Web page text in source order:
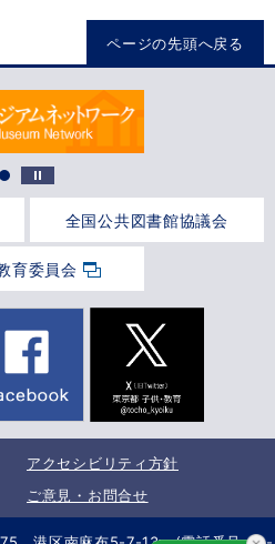
ページの先頭へ戻る
全国公共図書館協議会
育委員会
アクセシビリティ方針
ご意見・お問合せ